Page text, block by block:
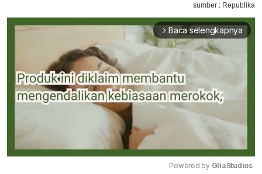
sumber : Republika
arrow_forward_ios Baca selengkapnya
Powered by GliaStudios